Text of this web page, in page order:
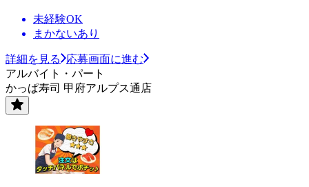
未経験OK
まかないあり
詳細を見る
応募画面に進む
アルバイト・パート
かっぱ寿司 甲府アルプス通店